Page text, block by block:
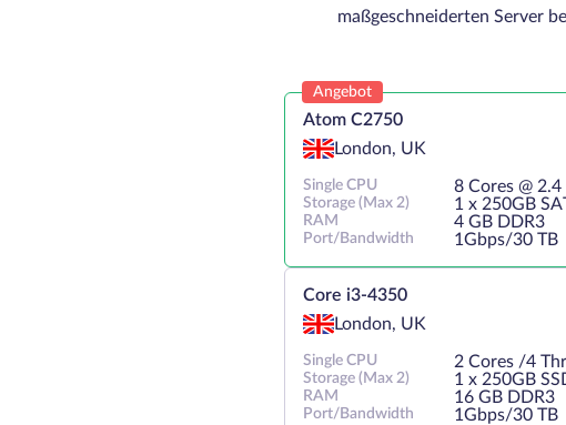
maßgeschneiderten Server
Angebot
Atom C2750
London, UK
Single CPU 8 Cores @
Storage (Max 2) 1 х 250GB
RAM 4 GB DDR3
Port/Bandwidth 1Gbps/30 TB
Core i3-4350
London, UK
Single CPU 2 Cores /4
Storage (Max 2) 1 х 250GB
RAM 16 GB DDR3
Port/Bandwidth 1Gbps/30 TB